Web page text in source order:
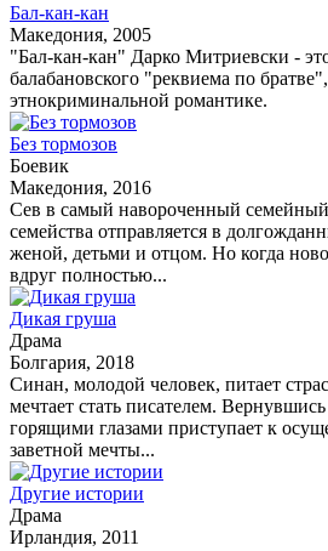
Бал-кан-кан
Македония, 2005
"Бал-кан-кан" Дарко Митриевски -
балабановского "реквиема по
этнокриминальной романтике.
Без тормозов
Боевик
Македония, 2016
Сев в самый навороченный семейный
семейства отправляется в
женой, детьми и отцом. Но когда
вдруг полностью...
Дикая груша
Драма
Болгария, 2018
Синан, молодой человек, питает
мечтает стать писателем.
горящими глазами приступает к
заветной мечты...
Другие истории
Драма
Ирландия, 2011